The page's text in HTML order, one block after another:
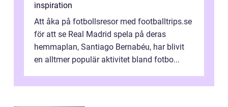
inspiration
Att åka på fotbollsresor med footballtrips.se
för att se Real Madrid spela på deras
hemmaplan, Santiago Bernabéu, har blivit
en alltmer populär aktivitet bland fotbo...